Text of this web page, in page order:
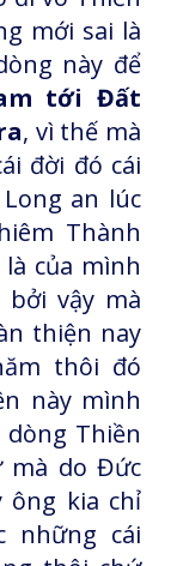
mới sai là
này để
tới Đất
, vì thế mà
đời đó cái
an lúc
Thành
của mình
vậy mà
thiện nay
thôi đó
này mình
Thiền
mà do Đức
ông kia chỉ
những cái